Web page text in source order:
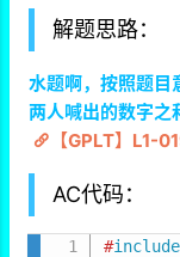
解题思路：
水题啊，按照题目
两人喊出的数字之
【GPLT】L1-
AC代码：
#include